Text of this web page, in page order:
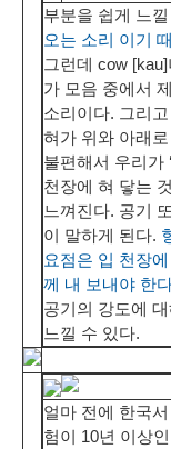
부분을 쉽게 느
오는 소리 이기
그런데 cow
가 모음 중에서
소리이다. 그리
혀가 위와 아래
불편해서 우리가
천장에 혀 닿는
느껴진다. 공기
이 말하게 된다.
요점은 입 천장
께 내 보내야 한
공기의 강도에
느낄 수 있다.
얼마 전에 한국
험이 10년 이상